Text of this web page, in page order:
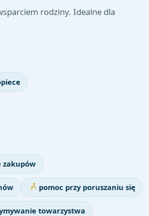
rodziny. Idealne dla
zakupów
pomoc przy poruszaniu się
towarzystwa